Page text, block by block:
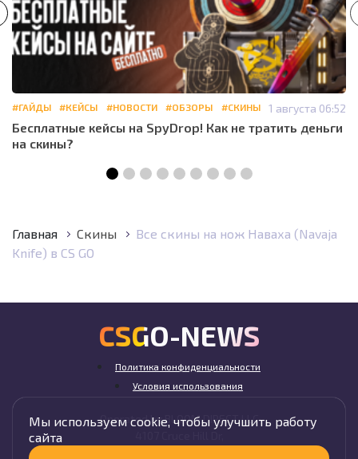
#ГАЙДЫ #КЕЙСЫ #НОВОСТИ #ОБЗОРЫ #СКИНЫ 1 августа 06:52
Бесплатные кейсы на SpyDrop! Как не тратить деньги
на скины?
Главная Скины
Все скины на нож Наваха (Navaja
Knife) в CS GO
CSGO-NEWS
Политика конфиденциальности
Условия использования
Operated by BLOOM DIRECT LLC
Мы используем cookie, чтобы улучшить работу
сайта